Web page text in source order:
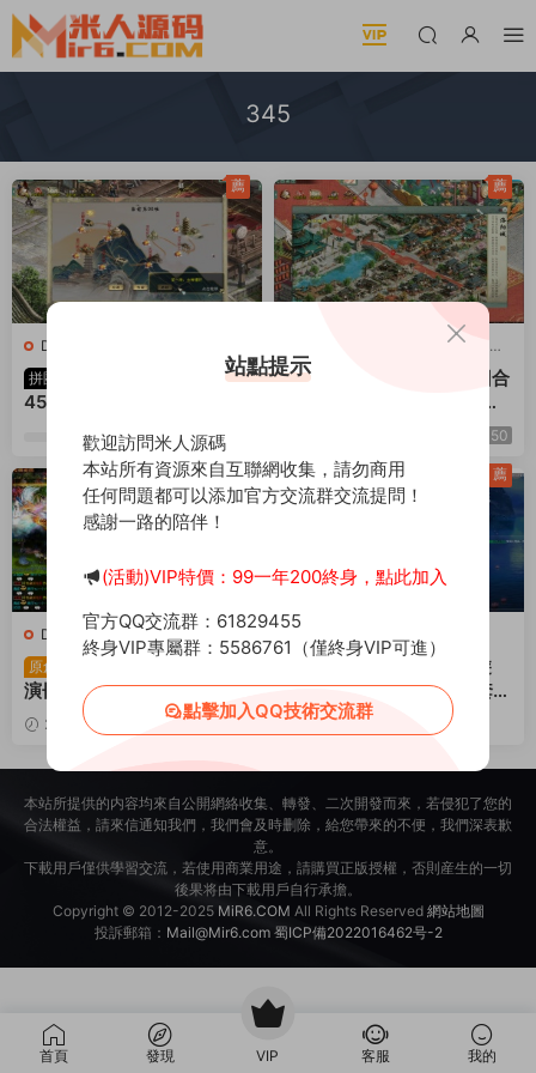
345
D-大話西遊
服務端
拼團
物集互通大話西遊《3
45機器人飛升修複卡背包優
客戶端+超級後台+普通後台
+全套源碼+安卓出包編譯教
程+視頻架設教程
0% 200
薦
D-大話西遊·
手遊
服務端
拼團
物集互通大話西遊回合
版》PC客戶端+安卓客戶端
+全套源碼+安卓出包編譯教
程+視頻架設教程
50
薦
D-大話西遊
端遊服務端
原創
演冊最新機器人》全套源碼
+一鍵服務端+一鍵服務端架
設教程+源碼編譯架設教程
2024-11-19 2.12k 30
薦
大話西遊回合制端遊
《物集5族345底端》全套源
碼+視頻架設教程
2024-09-06
4.34k
薦
本站所提供的内容均來自公開網絡收集、轉發、二次開發而來，若侵犯了您的
合法權益，請來信通知我們，我們會及時删除，給您帶來的不便，我們深表歉
意。
下載用戶僅供學習交流，若使用商業用途，請購買正版授權，否則産生的一切
後果将由下載用戶自行承擔。
Copyright © 2012-2025 MiR6.COM All Rights Reserved 網站地圖
投訴郵箱： Mail@Mir6.com 蜀ICP備2022016462号-2
首頁 發現 VIP 客服 我的
站點提示
歡迎訪問米人源碼
本站所有資源來自互聯網收集，請勿商用
任何問題都可以添加官方交流群交流提問！
感謝一路的陪伴！
(活動)VIP特價：99一年200終身，點此加入
官方QQ交流群：61829455
終身VIP專屬群：5586761（僅終身VIP可進）
點擊加入QQ技術交流群